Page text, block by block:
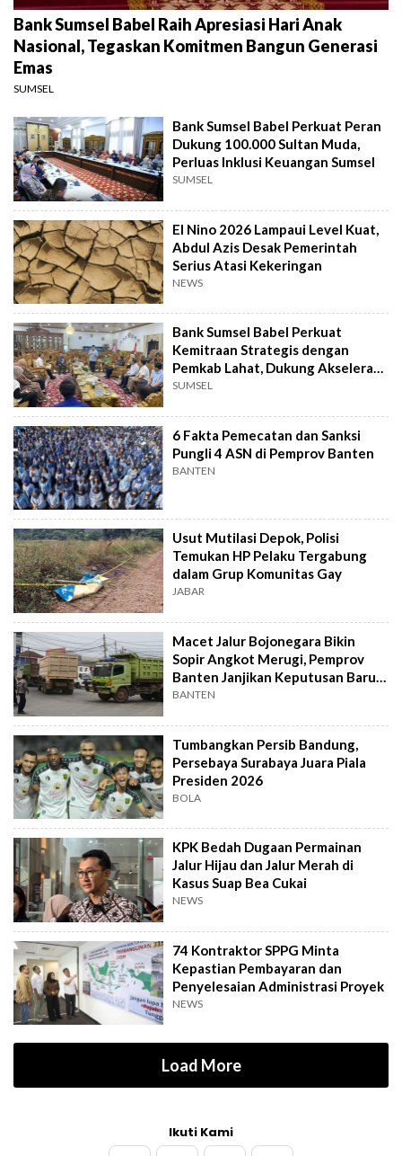
Bank Sumsel Babel Raih Apresiasi Hari Anak
Nasional, Tegaskan Komitmen Bangun Generasi
Emas
SUMSEL
Bank Sumsel Babel Perkuat Peran
Dukung 100.000 Sultan Muda,
Perluas Inklusi Keuangan Sumsel
SUMSEL
El Nino 2026 Lampaui Level Kuat,
Abdul Azis Desak Pemerintah
Serius Atasi Kekeringan
NEWS
Bank Sumsel Babel Perkuat
Kemitraan Strategis dengan
Pemkab Lahat, Dukung Akselerasi
Ekonomi Daerah
SUMSEL
6 Fakta Pemecatan dan Sanksi
Pungli 4 ASN di Pemprov Banten
BANTEN
Usut Mutilasi Depok, Polisi
Temukan HP Pelaku Tergabung
dalam Grup Komunitas Gay
JABAR
Macet Jalur Bojonegara Bikin
Sopir Angkot Merugi, Pemprov
Banten Janjikan Keputusan Baru 4
Hari Lagi
BANTEN
Tumbangkan Persib Bandung,
Persebaya Surabaya Juara Piala
Presiden 2026
BOLA
KPK Bedah Dugaan Permainan
Jalur Hijau dan Jalur Merah di
Kasus Suap Bea Cukai
NEWS
74 Kontraktor SPPG Minta
Kepastian Pembayaran dan
Penyelesaian Administrasi Proyek
NEWS
Load More
Ikuti Kami